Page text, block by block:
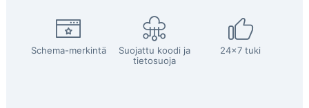
Schema-merkintä
Suojattu koodi ja
tietosuoja
24x7 tuki